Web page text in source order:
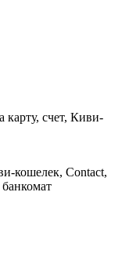
карту, счет, Киви-
кошелек, Contact,